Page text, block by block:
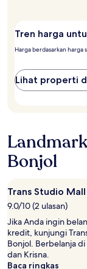
Harga
ketersediaan
berubah
sewaktu-
berlaku.
Tren harga
Harga berdasarkan harga
Lihat properti
Bonjol
Trans Studio Mall
9.0/10 (2 ulasan)
Jika Anda ingin
kredit, kunjungi
Bonjol. Berbelanja di
dan Krisna.
Baca ringkas